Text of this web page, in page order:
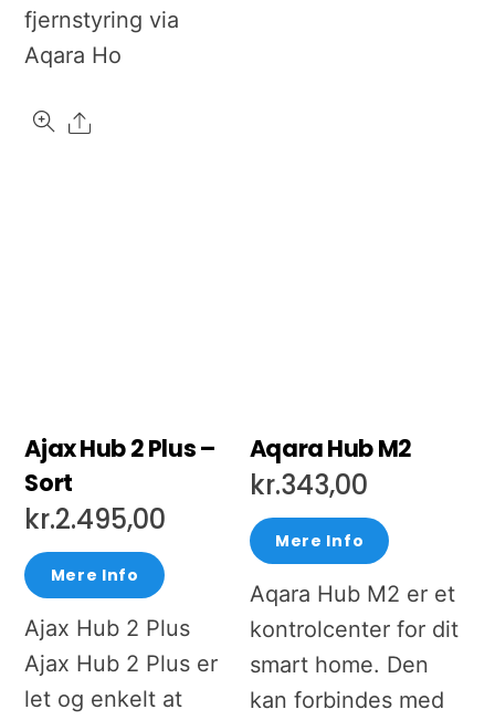
fjernstyring via
Aqara Ho
Share
Ajax Hub 2 Plus –
Sort
kr.2.495,00
Mere Info
Ajax Hub 2 Plus
Ajax Hub 2 Plus er
let og enkelt at
Aqara Hub M2
kr.343,00
Mere Info
Aqara Hub M2 er et
kontrolcenter for dit
smart home. Den
kan forbindes med